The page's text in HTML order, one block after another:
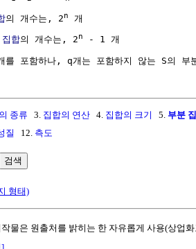
의 개수는, 2n 개
집합의 개수는, 2n - 1 개
포함하나, q개는 포함하지 않는 S의
종류 3. 집합의 연산 4. 집합의 크기 5. 부분
질 12. 측도
검색
형태)
물은 원출처를 밝히는 한 자유롭게 사용(상업